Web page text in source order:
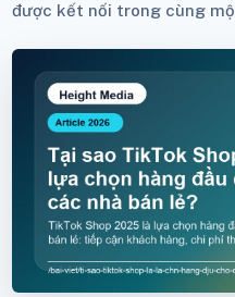
được kết nối trong cùng